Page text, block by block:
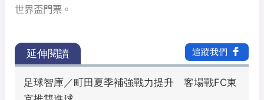
世界盃門票。